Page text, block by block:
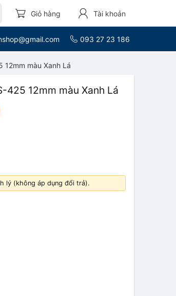
Giỏ hàng Tài khoản
093 27 23 186
12mm màu Xanh Lá
425 12mm màu Xanh Lá
lý (không áp dụng đổi trả).